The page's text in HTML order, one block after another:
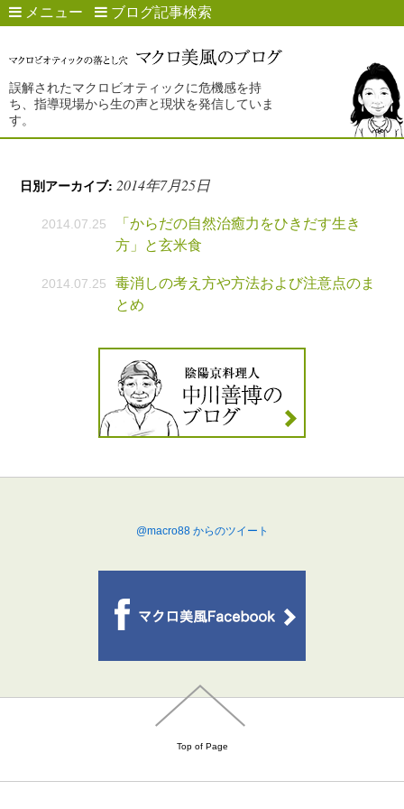
メニュー ブログ記事検索
誤解されたマクロビオティックに危機感を持
ち、指導現場から生の声と現状を発信していま
す。
日別アーカイブ:2014年7月25日
2014.07.25
「からだの自然治癒力をひきだす生き
方」と玄米食
2014.07.25
毒消しの考え方や方法および注意点のま
とめ
@macro88 からのツイート
Top of Page